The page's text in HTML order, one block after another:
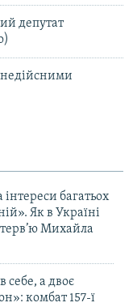
депутат
недійсними
багатьох
Як в Україні
Михайла
себе, а двоє
комбат 157-ї